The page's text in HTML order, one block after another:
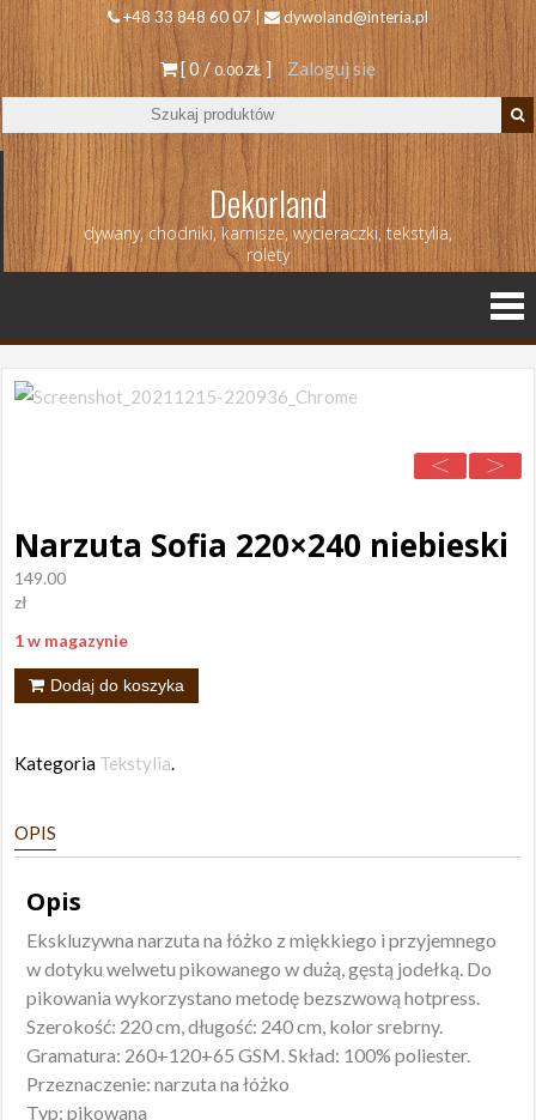
+48 33 848 60 07 | dywoland@interia.pl
[ 0 /0.00 ZŁ ] Zaloguj się
Dekorland
dywany, chodniki, karnisze, wycieraczki, tekstylia,
rolety
Narzuta Sofia 220×240 niebieski
149.00
zł
1 w magazynie
ilość
220x240
Dodaj do koszyka
Kategoria Tekstylia.
OPIS
Opis
Ekskluzywna narzuta na łóżko z miękkiego i przyjemnego
w dotyku welwetu pikowanego w dużą, gęstą jodełką. Do
pikowania wykorzystano metodę bezszwową hotpress.
Szerokość: 220 cm, długość: 240 cm, kolor srebrny.
Gramatura: 260+120+65 GSM. Skład: 100% poliester.
Przeznaczenie: narzuta na łóżko
Typ: pikowana